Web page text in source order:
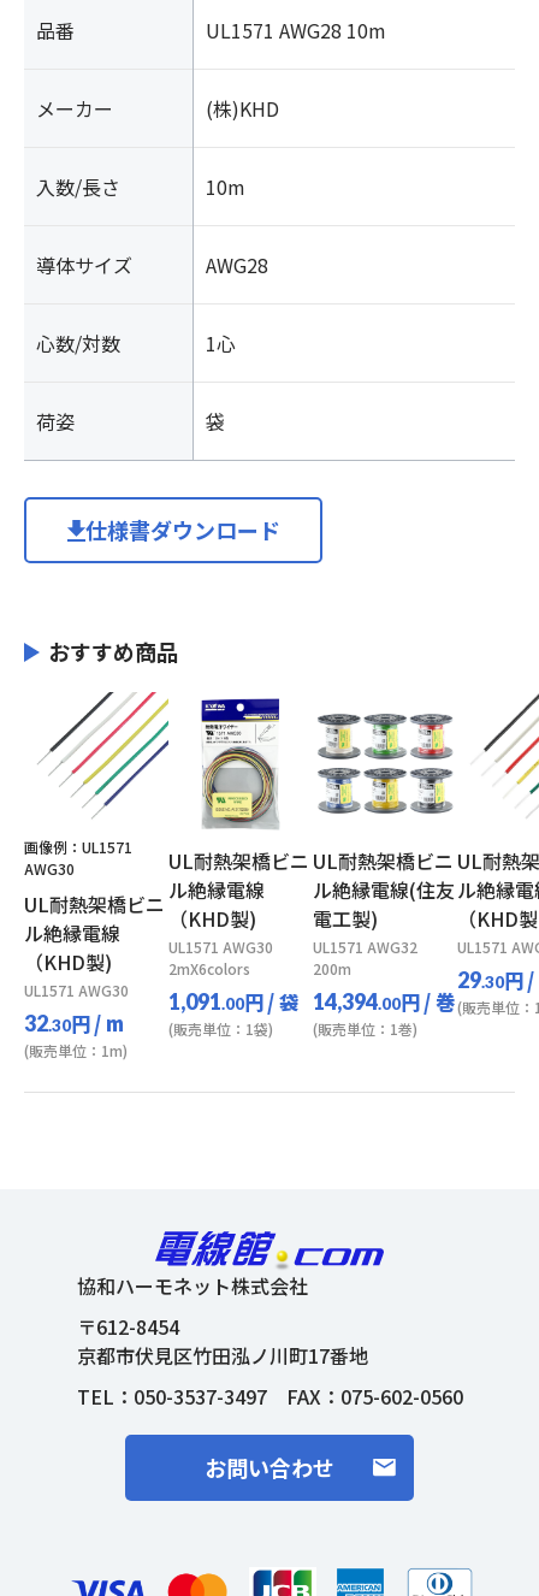
品番 UL1571 AWG28 10m
メーカー (株)KHD
入数/長さ 10m
導体サイズ AWG28
心数/対数 1心
荷姿 袋
仕様書ダウンロード
おすすめ商品
画像例：UL1571
AWG30
UL耐熱架橋ビニ
ル絶縁電線
（KHD製)
UL1571 AWG30
32.30円/ m
(販売単位：1m)
UL耐熱架橋ビニ
ル絶縁電線
（KHD製)
UL1571 AWG30
2mX6colors
1,091.00円/ 袋
(販売単位：1袋)
UL耐熱架橋ビニ
ル絶縁電線(住友
電工製)
UL1571 AWG32
200m
14,394.00円/ 巻
(販売単位：1巻)
UL耐熱
ル絶縁
（KHD
UL1571
29.30円/
(販売単位：
協和ハーモネット株式会社
〒612-8454
京都市伏見区竹田泓ノ川町17番地
TEL： 050-3537-3497FAX：075-602-0560
お問い合わせ